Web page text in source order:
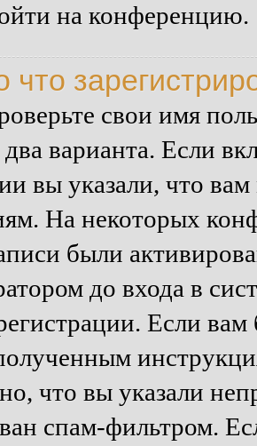
на конференцию.
что
свои имя
варианта. Если
вы указали, что
На некоторых
были
до входа в
Если
что вы указали
спам-фильтром.